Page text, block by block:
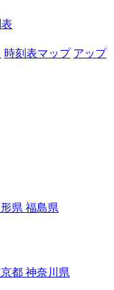
時刻表マップ アップ
県 福島県
都 神奈川県